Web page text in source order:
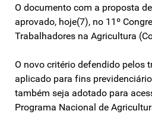
O documento com a proposta
aprovado, hoje(7), no 11º
Trabalhadores na Agricultura
O novo critério defendido pelos
aplicado para fins
também seja adotado para
Programa Nacional de